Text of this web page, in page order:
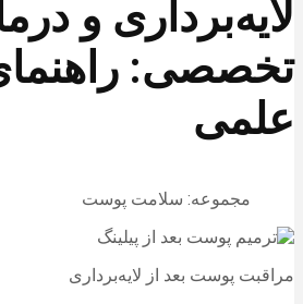
لایه‌برداری و
تخصصی:
علمی
مجموعه: سلامت پوست
مراقبت پوست بعد از لایه‌برداری